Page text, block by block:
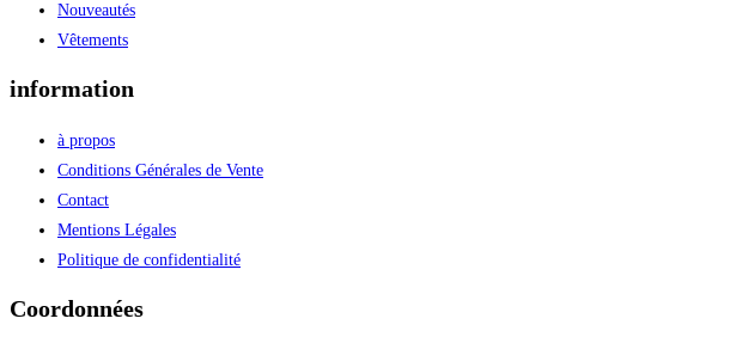
Nouveautés
Vêtements
information
à propos
Conditions Générales de Vente
Contact
Mentions Légales
Politique de confidentialité
Coordonnées